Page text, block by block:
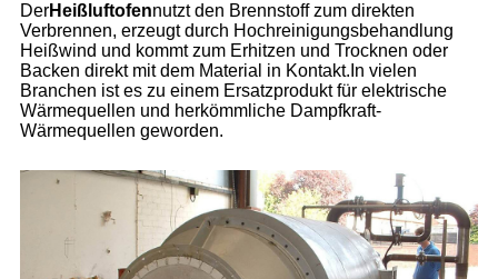
DerHeißluftofennutzt den Brennstoff zum direkten
Verbrennen, erzeugt durch Hochreinigungsbehandlung
Heißwind und kommt zum Erhitzen und Trocknen oder
Backen direkt mit dem Material in Kontakt.In vielen
Branchen ist es zu einem Ersatzprodukt für elektrische
Wärmequellen und herkömmliche Dampfkraft-
Wärmequellen geworden.